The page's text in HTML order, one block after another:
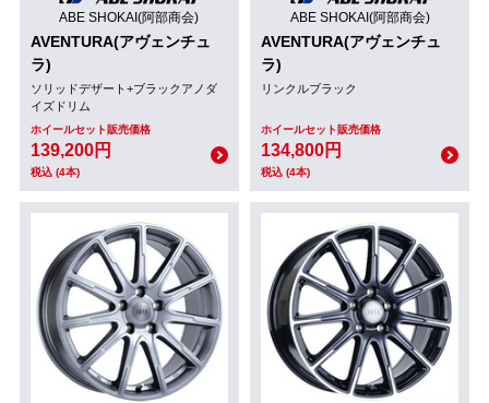
ABE SHOKAI(阿部商会)
AVENTURA(アヴェンチュ
ラ)
ソリッドデザート+ブラックアノダ
イズドリム
ホイールセット販売価格
139,200円
税込 (4本)
ABE SHOKAI(阿部商会)
AVENTURA(アヴェンチュ
ラ)
リンクルブラック
ホイールセット販売価格
134,800円
税込 (4本)